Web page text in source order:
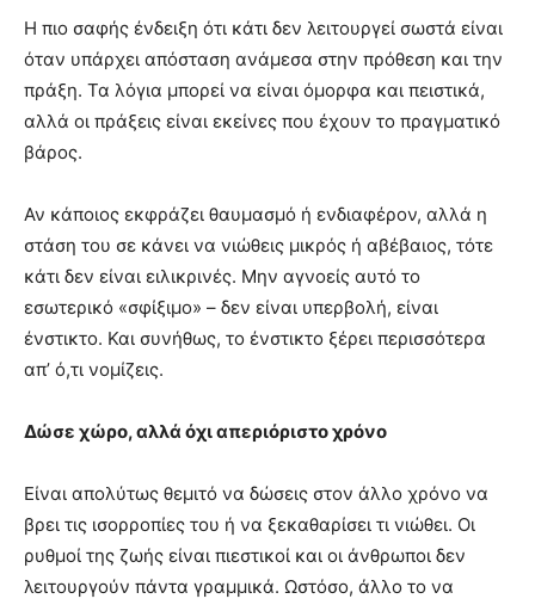
Η πιο σαφής ένδειξη ότι κάτι δεν λειτουργεί σωστά είναι
όταν υπάρχει απόσταση ανάμεσα στην πρόθεση και την
πράξη. Τα λόγια μπορεί να είναι όμορφα και πειστικά,
αλλά οι πράξεις είναι εκείνες που έχουν το πραγματικό
βάρος.
Αν κάποιος εκφράζει θαυμασμό ή ενδιαφέρον, αλλά η
στάση του σε κάνει να νιώθεις μικρός ή αβέβαιος, τότε
κάτι δεν είναι ειλικρινές. Μην αγνοείς αυτό το
εσωτερικό «σφίξιμο» – δεν είναι υπερβολή, είναι
ένστικτο. Και συνήθως, το ένστικτο ξέρει περισσότερα
απ’ ό,τι νομίζεις.
Δώσε χώρο, αλλά όχι απεριόριστο χρόνο
Είναι απολύτως θεμιτό να δώσεις στον άλλο χρόνο να
βρει τις ισορροπίες του ή να ξεκαθαρίσει τι νιώθει. Οι
ρυθμοί της ζωής είναι πιεστικοί και οι άνθρωποι δεν
λειτουργούν πάντα γραμμικά. Ωστόσο, άλλο το να